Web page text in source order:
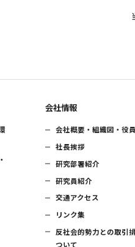
会社情報
会社概要・組織図・役員
社長挨拶
研究部署紹介
研究員紹介
交通アクセス
リンク集
反社会的勢力との取引
ついて